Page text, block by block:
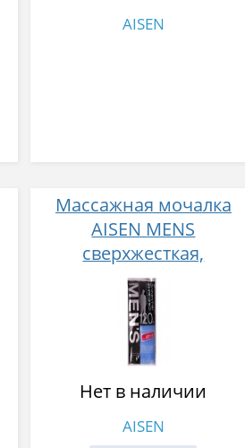
AISEN
Массажная мочалка
AISEN MENS
сверхжесткая,
удлиненная, синяя в
полоску, 28x120 см,
нейлон 80%, полиэстер
20%
Нет в наличии
AISEN